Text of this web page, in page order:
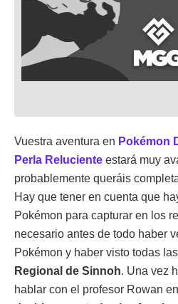
Vuestra aventura en Pokémon
Perla Reluciente estará muy
probablemente queráis
Hay que tener en cuenta que
Pokémon para capturar en los
necesario antes de todo haber
Pokémon y haber visto todas
Regional de Sinnoh. Una vez
hablar con el profesor Rowan